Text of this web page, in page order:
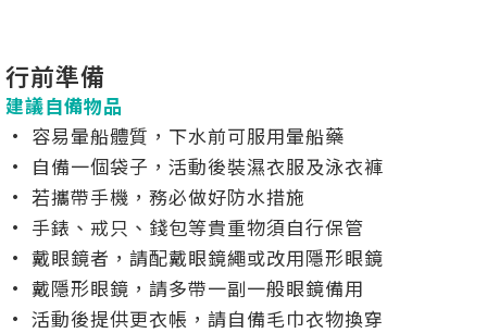
行前準備
建議自備物品
• 容易暈船體質，下水前可服用暈船藥
• 自備一個袋子，活動後裝濕衣服及泳衣褲
• 若攜帶手機，務必做好防水措施
• 手錶、戒只、錢包等貴重物須自行保管
• 戴眼鏡者，請配戴眼鏡繩或改用隱形眼鏡
• 戴隱形眼鏡，請多帶一副一般眼鏡備用
• 活動後提供更衣帳，請自備毛巾衣物換穿